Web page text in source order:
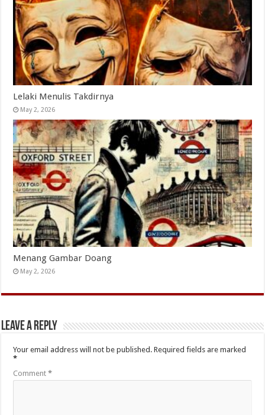
Lelaki Menulis Takdirnya
May 2, 2026
Menang Gambar Doang
May 2, 2026
Leave a Reply
Your email address will not be published. Required fields are marked
*
Comment*